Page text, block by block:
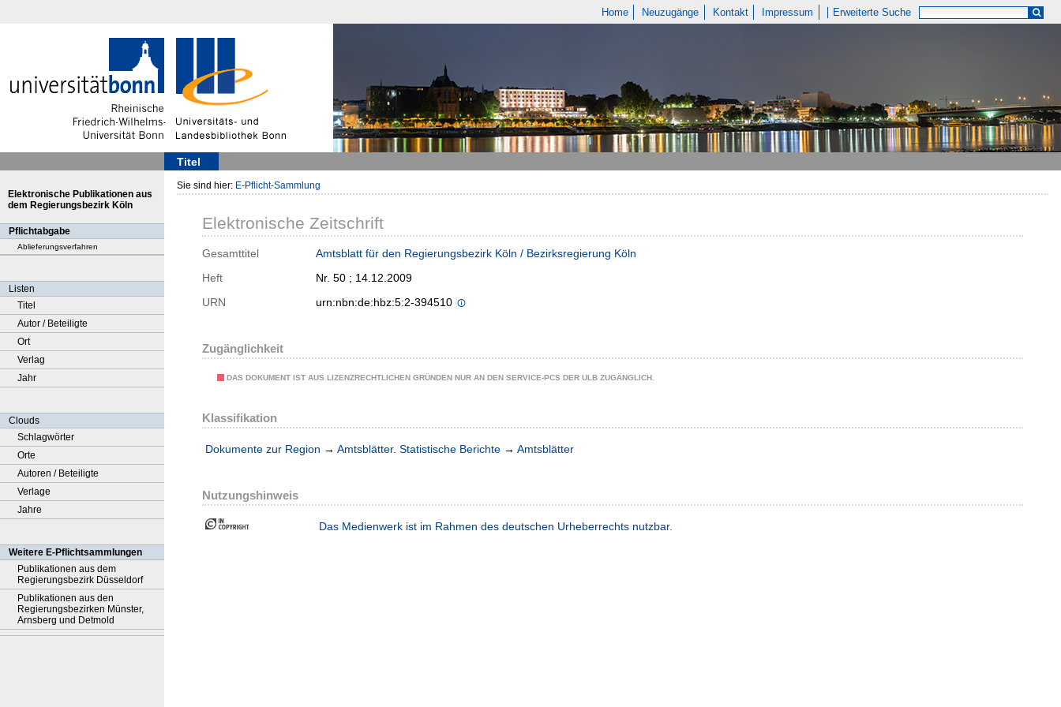
Home Neuzugänge Kontakt Impressum Erweiterte Suche
Titel
Elektronische Publikationen aus
dem Regierungsbezirk Köln
Pflichtabgabe
Ablieferungsverfahren
Listen
Titel
Autor / Beteiligte
Ort
Verlag
Jahr
Clouds
Schlagwörter
Orte
Autoren / Beteiligte
Verlage
Jahre
Weitere E-Pflichtsammlungen
Publikationen aus dem
Regierungsbezirk Düsseldorf
Publikationen aus den
Regierungsbezirken Münster,
Arnsberg und Detmold
Sie sind hier: E-Pflicht-Sammlung
Elektronische Zeitschrift
Gesamttitel
Amtsblatt für den Regierungsbezirk Köln / Bezirksregierung Köln
Heft
Nr. 50 ; 14.12.2009
URN
urn:nbn:de:hbz:5:2-394510
Zugänglichkeit
DAS DOKUMENT IST AUS LIZENZRECHTLICHEN GRÜNDEN NUR AN DEN SERVICE-PCS DER ULB ZUGÄNGLICH.
Klassifikation
Dokumente zur Region → Amtsblätter. Statistische Berichte → Amtsblätter
Nutzungshinweis
Das Medienwerk ist im Rahmen des deutschen Urheberrechts nutzbar.